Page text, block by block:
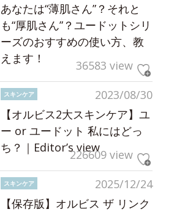
あなたは“薄肌さん”？それと
も“厚肌さん”？ユードットシリ
ーズのおすすめの使い方、教
えます！
36583 view
2023/08/30
スキンケア
【オルビス2大スキンケア】ユ
ー or ユードット 私にはどっ
ち？｜Editor’s view226609 view
2025/12/24
スキンケア
【保存版】オルビス ザ リンク